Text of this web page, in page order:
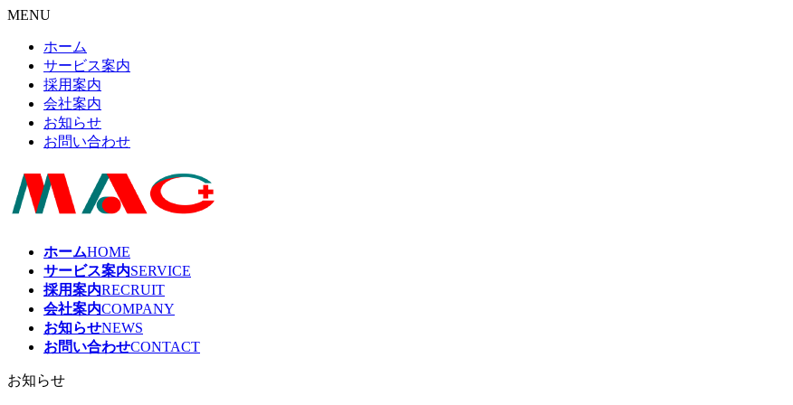
MENU
ホーム
サービス案内
採用案内
会社案内
お知らせ
お問い合わせ
ホームHOME
サービス案内SERVICE
採用案内RECRUIT
会社案内COMPANY
お知らせNEWS
お問い合わせCONTACT
お知らせ